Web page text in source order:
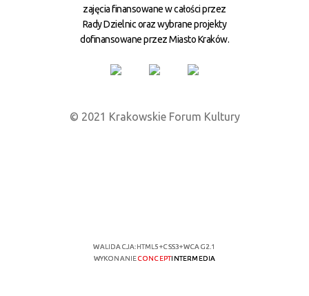
zajęcia finansowane w całości przez
Rady Dzielnic oraz wybrane projekty
dofinansowane przez Miasto Kraków.
© 2021 Krakowskie Forum Kultury
WALIDACJA:HTML5+CSS3+WCAG 2.1
WYKONANIECONCEPTINTERMEDIA